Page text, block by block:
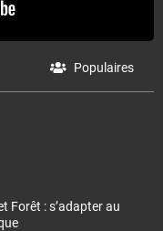
Populaires
Forêt : s’adapter au